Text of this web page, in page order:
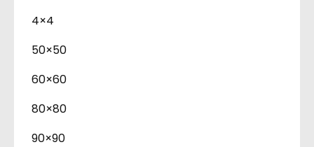
4×4
50×50
60×60
80×80
90×90